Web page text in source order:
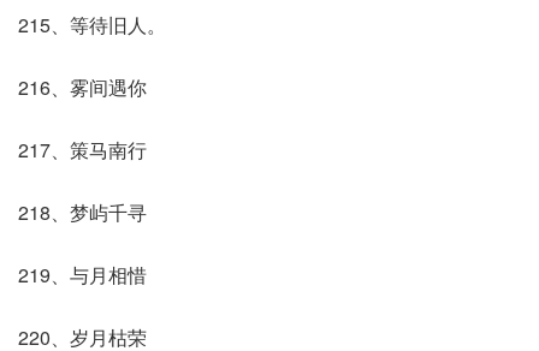
215、等待旧人。
216、雾间遇你
217、策马南行
218、梦屿千寻
219、与月相惜
220、岁月枯荣